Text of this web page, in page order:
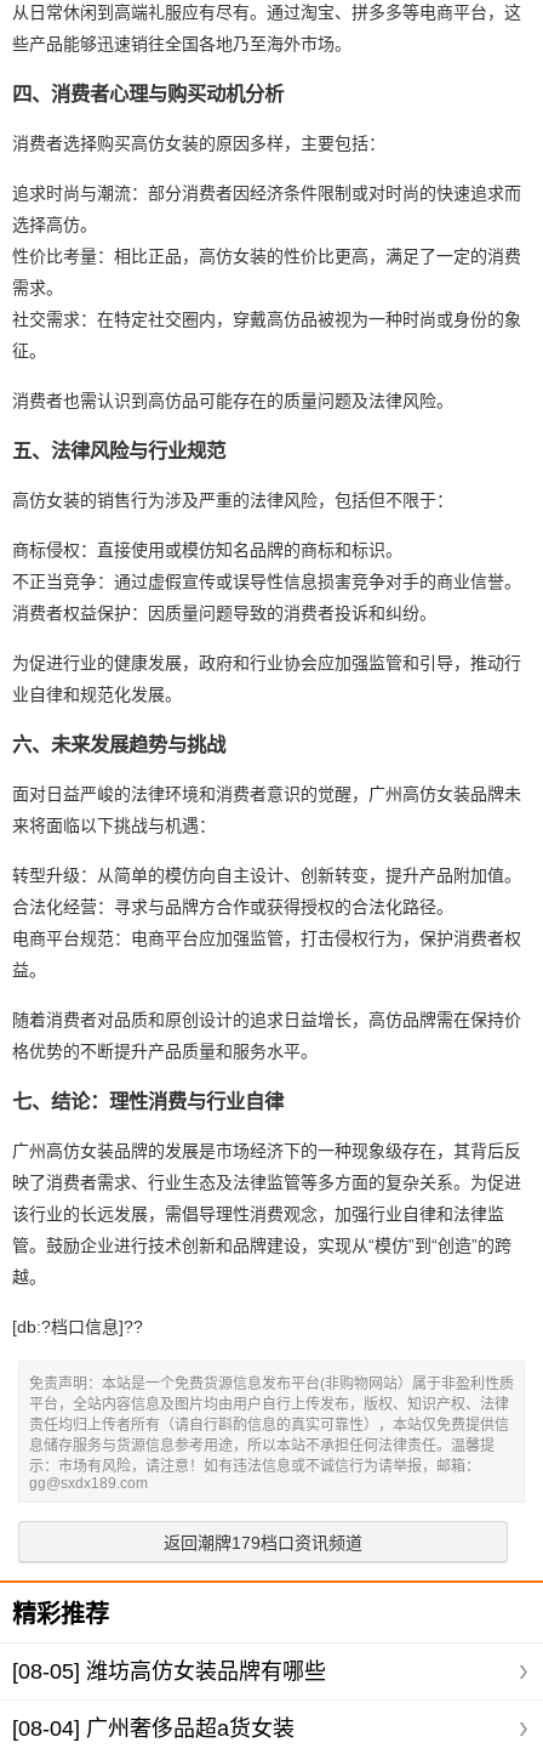
从日常休闲到高端礼服应有尽有。通过淘宝、拼多多等电商平台，这
些产品能够迅速销往全国各地乃至海外市场。
四、消费者心理与购买动机分析
消费者选择购买高仿女装的原因多样，主要包括：
追求时尚与潮流：部分消费者因经济条件限制或对时尚的快速追求而
选择高仿。
性价比考量：相比正品，高仿女装的性价比更高，满足了一定的消费
需求。
社交需求：在特定社交圈内，穿戴高仿品被视为一种时尚或身份的象
征。
消费者也需认识到高仿品可能存在的质量问题及法律风险。
五、法律风险与行业规范
高仿女装的销售行为涉及严重的法律风险，包括但不限于：
商标侵权：直接使用或模仿知名品牌的商标和标识。
不正当竞争：通过虚假宣传或误导性信息损害竞争对手的商业信誉。
消费者权益保护：因质量问题导致的消费者投诉和纠纷。
为促进行业的健康发展，政府和行业协会应加强监管和引导，推动行
业自律和规范化发展。
六、未来发展趋势与挑战
面对日益严峻的法律环境和消费者意识的觉醒，广州高仿女装品牌未
来将面临以下挑战与机遇：
转型升级：从简单的模仿向自主设计、创新转变，提升产品附加值。
合法化经营：寻求与品牌方合作或获得授权的合法化路径。
电商平台规范：电商平台应加强监管，打击侵权行为，保护消费者权
益。
随着消费者对品质和原创设计的追求日益增长，高仿品牌需在保持价
格优势的不断提升产品质量和服务水平。
七、结论：理性消费与行业自律
广州高仿女装品牌的发展是市场经济下的一种现象级存在，其背后反
映了消费者需求、行业生态及法律监管等多方面的复杂关系。为促进
该行业的长远发展，需倡导理性消费观念，加强行业自律和法律监
管。鼓励企业进行技术创新和品牌建设，实现从“模仿”到“创造”的跨
越。
[db:?档口信息]??
免责声明：本站是一个免费货源信息发布平台(非购物网站）属于非盈利性质
平台，全站内容信息及图片均由用户自行上传发布，版权、知识产权、法律
责任均归上传者所有（请自行斟酌信息的真实可靠性），本站仅免费提供信
息储存服务与货源信息参考用途，所以本站不承担任何法律责任。温馨提
示：市场有风险，请注意！如有违法信息或不诚信行为请举报，邮箱：
gg@sxdx189.com
返回潮牌179档口资讯频道
精彩推荐
[08-05] 潍坊高仿女装品牌有哪些
[08-04] 广州奢侈品超a货女装